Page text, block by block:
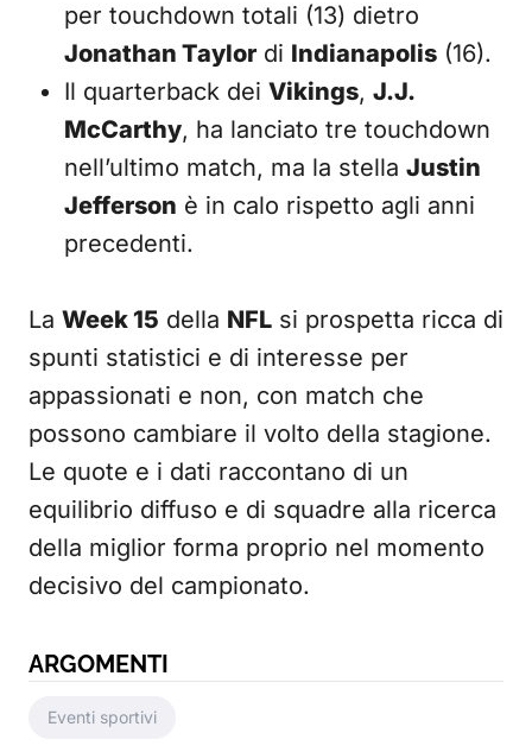
per touchdown totali (13) dietro
Jonathan Taylor di Indianapolis (16).
Il quarterback dei Vikings, J.J.
McCarthy, ha lanciato tre touchdown
nell’ultimo match, ma la stella Justin
Jefferson è in calo rispetto agli anni
precedenti.
La Week 15 della NFL si prospetta ricca di
spunti statistici e di interesse per
appassionati e non, con match che
possono cambiare il volto della stagione.
Le quote e i dati raccontano di un
equilibrio diffuso e di squadre alla ricerca
della miglior forma proprio nel momento
decisivo del campionato.
ARGOMENTI
Eventi sportivi